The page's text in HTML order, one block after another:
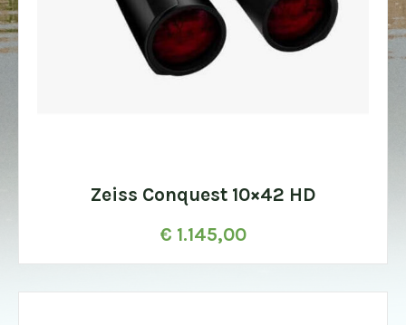
Zeiss Conquest 10×42 HD
€ 1.145,00